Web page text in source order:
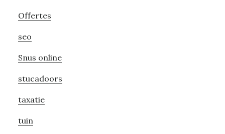
Offertes
seo
Snus online
stucadoors
taxatie
tuin